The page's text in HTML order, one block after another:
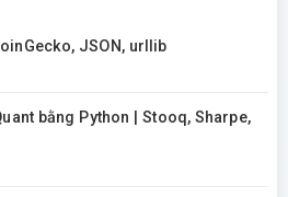
JSON, urllib
bằng Python | Stooq, Sharpe,